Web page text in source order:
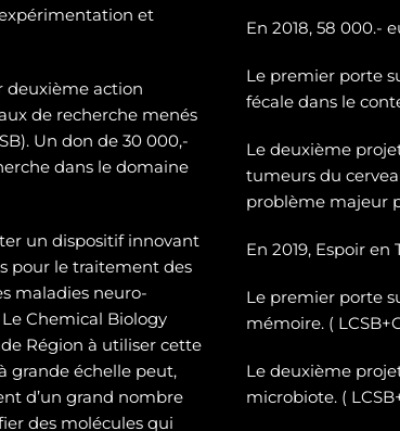
et
deuxième action
de recherche menés
Un don de 30 000,-
dans le domaine
un dispositif innovant
pour le traitement des
maladies neuro-
Chemical Biology
Région à utiliser cette
grande échelle peut,
d’un grand nombre
des molécules qui
En 2018, 58 000.-
Le premier porte
fécale dans le
Le deuxième
tumeurs du
problème majeur
En 2019, Espoir
Le premier porte
mémoire. (
Le deuxième
microbiote. (